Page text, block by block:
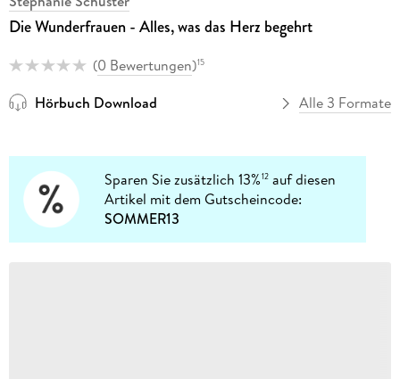
Die Wunderfrauen - Alles, was das Herz begehrt
(0 Bewertungen)15
Hörbuch Download Alle 3 Formate
Sparen Sie zusätzlich 13%12 auf diesen
Artikel mit dem Gutscheincode:
SOMMER13